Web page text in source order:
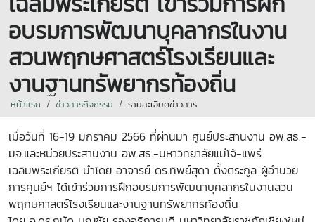
อบรมการพัฒนาบุคลากรในงาน
สวนพฤกษศาสตร์โรงเรียนและ
งานฐานทรัพยากรท้องถิ่น
หน้าแรก ข่าวสารกิจกรรม รายละเอียดข่าวสาร
เมื่อวันที่ 16-19 มกราคม 2566 ที่ผ่านมา ศูนย์ประสานงาน อพ.สธ.-
มจ.และหน่วยประสานงาน อพ.สธ.-มหาวิทยาลัยแม่โจ้-แพร่
เฉลิมพระเกียรติ นำโดย อาจารย์ ดร.ทิพย์สุดา ตั้งตระกูล ผู้อำนวย
การศูนย์ฯ ได้เข้าร่วมการฝึกอบรมการพัฒนาบุคลากรในงานสวน
พฤกษศาสตร์โรงเรียนและงานฐานทรัพยากรท้องถิ่น